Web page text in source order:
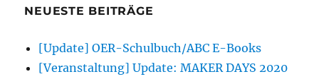
NEUESTE BEITRÄGE
[Update] OER-Schulbuch/ABC E-Books
[Veranstaltung] Update: MAKER DAYS 2020